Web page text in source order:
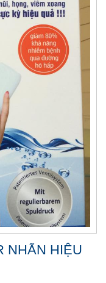
NHÃN HIỆU